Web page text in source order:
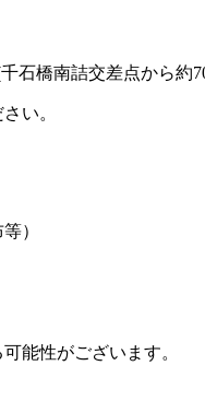
石橋南詰交差点から約
い。
）
能性がございます。